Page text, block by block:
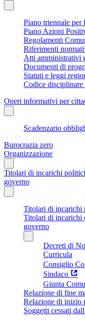
Piano triennale
Piano Azioni
Regolamenti
Riferimenti
Atti amministrativi
Documenti di
Statuti e leggi
Codice disciplinare
Oneri informativi per
Scadenzario
Burocrazia zero
Organizzazione
Titolari di incarichi
governo
Titolari di incarichi
Titolari di incarichi
governo
Decreti di
Curricula
Consiglio
Sindaco
Giunta
Relazione di fine
Relazione di inizio
Soggetti cessati